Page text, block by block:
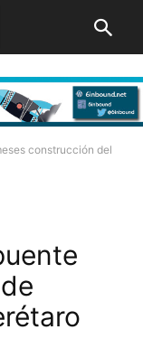
construcción del